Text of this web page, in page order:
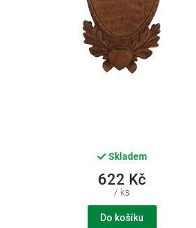
Skladem
622 Kč
/ ks
Do košíku